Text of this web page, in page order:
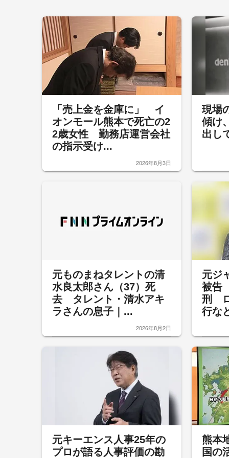
「売上金を金庫に」 イ
オンモール熊本で死亡の2
2歳女性 勤務店運営会社
の指示受け...
2026年8月3日
現場
傾け
出し
元ものまねタレントの清
水良太郎さん（37）死
去 タレント・清水アキ
ラさんの息子｜...
2026年8月2日
元ジ
被告
刑
行な
元キーエンス人事25年の
プロが語る人事評価の勘
熊本
国の